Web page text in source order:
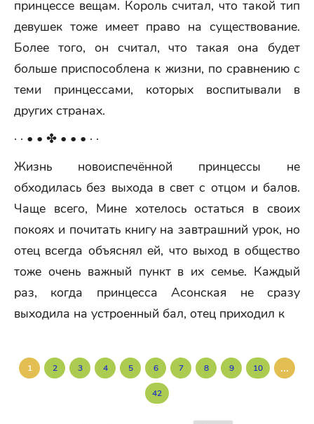
принцессе вещам. Король считал, что такой тип
девушек тоже имеет право на существование.
Более того, он считал, что такая она будет
больше приспособлена к жизни, по сравнению с
теми принцессами, которых воспитывали в
других странах.
· · • • ✤ • • • · ·
Жизнь новоиспечённой принцессы не
обходилась без выхода в свет с отцом и балов.
Чаще всего, Мине хотелось остаться в своих
покоях и почитать книгу на завтрашний урок, но
отец всегда объяснял ей, что выход в общество
тоже очень важный пункт в их семье. Каждый
раз, когда принцесса Асонская не сразу
выходила на устроенный бал, отец приходил к
1 2 3 4 5 6 7 8 9 10 ...
42